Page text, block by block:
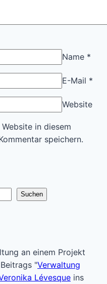
Name *
E-Mail *
Website
in diesem
speichern.
Suchen
an einem Projekt
"Verwaltung
Lévesque ins